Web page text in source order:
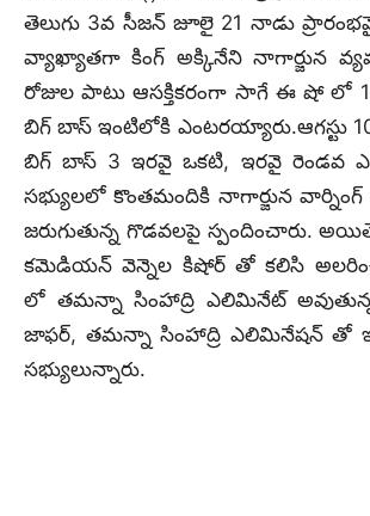
తెలుగు 3వ సీజన్ జూలై 21 నాడు
వ్యాఖ్యాతగా కింగ్ అక్కినేని నాగార్జున
రోజుల పాటు ఆసక్తికరంగా సాగే ఈ షో లో
బిగ్ బాస్ ఇంటిలోకి ఎంటరయ్యారు.ఆగస్టు
బిగ్ బాస్ 3 ఇరవై ఒకటి, ఇరవై రెండవ
సభ్యులలో కొంతమందికి నాగార్జున
జరుగుతున్న గొడవలపై స్పందించారు.
కమెడియన్ వెన్నెల కిషోర్ తో కలిసి
లో తమన్నా సింహాద్రి ఎలిమినేట్
జాఫర్, తమన్నా సింహాద్రి ఎలిమినేషన్ తో
సభ్యులున్నారు.